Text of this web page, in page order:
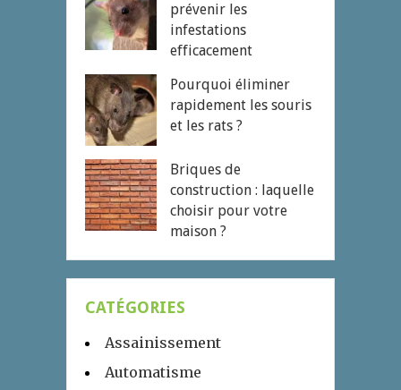
prévenir les
infestations
efficacement
Pourquoi éliminer
rapidement les souris
et les rats ?
Briques de
construction : laquelle
choisir pour votre
maison ?
CATÉGORIES
Assainissement
Automatisme